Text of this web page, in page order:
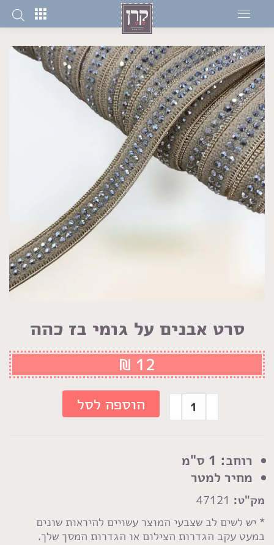
סרט אבנים על גומי בז כהה
רוחב: 1 ס"מ
מחיר למטר
מק"ט:
* יש לשים לב שצבעי המוצר עשויים להיראות שונים
במעט עקב הגדרות הצילום או הגדרות המסך שלך.
₪ 12
כמות
של
אבנים
על
גומי
בז
כהה
הוספה לסל